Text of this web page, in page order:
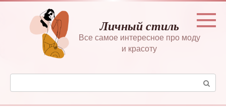
Перейти
контенту
Личный стиль
Все самое интересное про моду
и красоту
Поиск: